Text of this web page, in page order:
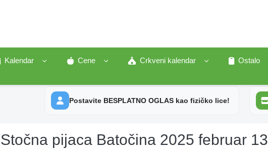
Kalendar Cene Crkveni kalendar
Ostalo
Postavite BESPLATNO OGLAS kao fizičko lice!
Stočna pijaca Batočina 2025 februar 13